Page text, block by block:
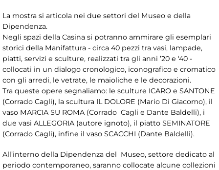
La mostra si articola nei due settori del Museo e della
Dipendenza.
Negli spazi della Casina si potranno ammirare gli esemplari
storici della Manifattura - circa 40 pezzi tra vasi, lampade,
piatti, servizi e sculture, realizzati tra gli anni ’20 e ‘40 -
collocati in un dialogo cronologico, iconografico e cromatico
con gli arredi, le vetrate, le maioliche e le decorazioni.
Tra queste opere segnaliamo: le sculture ICARO e SANTONE
(Corrado Cagli), la scultura IL DOLORE (Mario Di Giacomo), il
vaso MARCIA SU ROMA (Corrado Cagli e Dante Baldelli), i
due vasi ALLEGORIA (autore ignoto), il piatto SEMINATORE
(Corrado Cagli), infine il vaso SCACCHI (Dante Baldelli).
All’interno della Dipendenza del Museo, settore dedicato al
periodo contemporaneo, saranno collocate alcune collezioni